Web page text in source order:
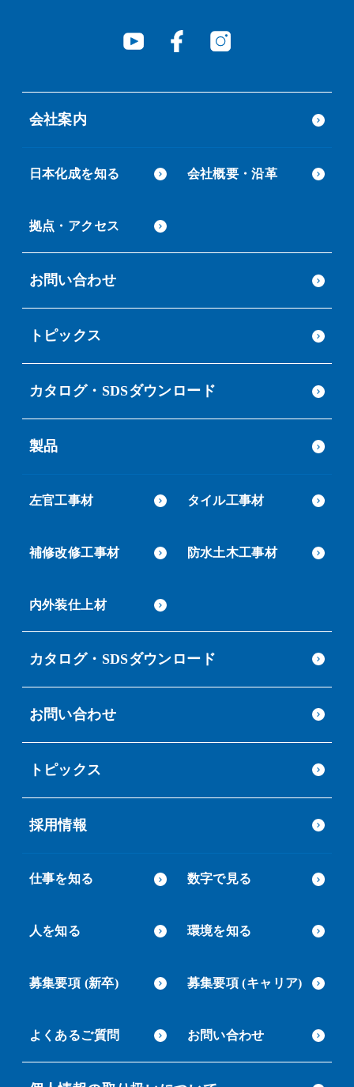
会社案内
日本化成を知る 会社概要・沿革
拠点・アクセス
お問い合わせ
トピックス
カタログ・SDSダウンロード
製品
左官工事材 タイル工事材
補修改修工事材 防水土木工事材
内外装仕上材
カタログ・SDSダウンロード
お問い合わせ
トピックス
採用情報
仕事を知る 数字で見る
人を知る 環境を知る
募集要項 (新卒) 募集要項 (キャリア)
よくあるご質問 お問い合わせ